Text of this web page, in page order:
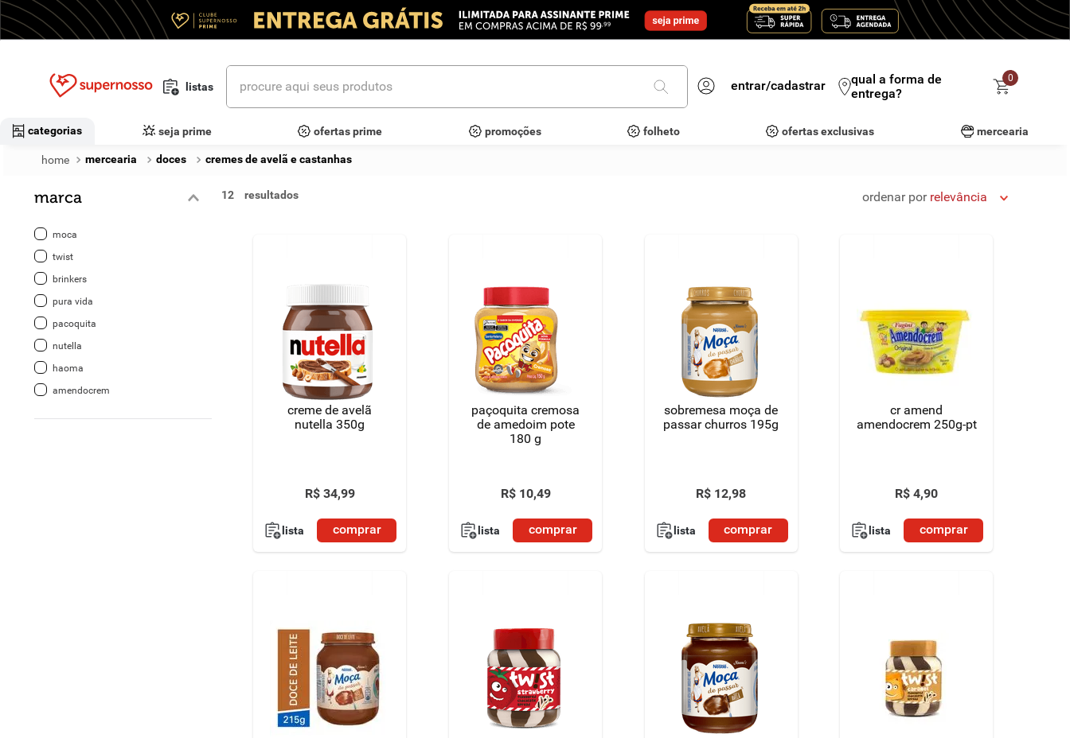
listas
procure aqui seus produtos
entrar/cadastrar
qual a forma de
entrega?
0
categorias seja prime ofertas prime promoções folheto ofertas exclusivas mercearia
mercearia doces cremes de avelã e castanhas
marca
moca
twist
brinkers
pura vida
pacoquita
nutella
haoma
amendocrem
12 ordenar por relevância
creme de avelã
nutella 350g
R$ 34,99
lista comprar
paçoquita cremosa
de amedoim pote
180 g
R$ 10,49
lista comprar
sobremesa moça de
passar churros 195g
R$ 12,98
lista comprar
cr amend
amendocrem 250g-pt
R$ 4,90
lista comprar
termos mais buscados
detergente